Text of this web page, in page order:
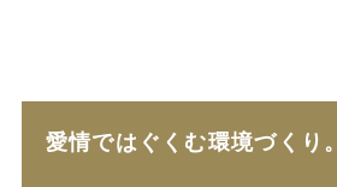
愛情ではぐくむ環境づくり。